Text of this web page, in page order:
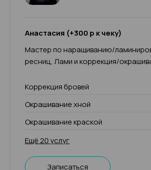
Анастасия (+300 р к чеку)
Мастер по наращиванию/
ресниц, Лами и коррекция/
Коррекция бровей
Окрашивание хной
Окрашивание краской
Ещё 20 услуг
Записаться